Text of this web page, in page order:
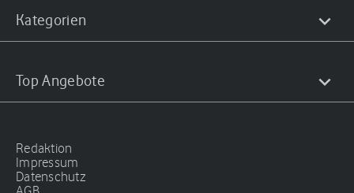
Kategorien
Top Angebote
Redaktion
Impressum
Datenschutz